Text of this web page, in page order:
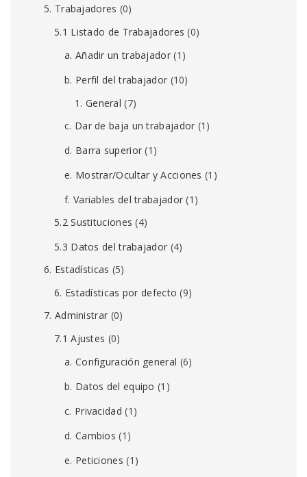
5. Trabajadores (0)
5.1 Listado de Trabajadores (0)
a. Añadir un trabajador(1)
b. Perfil del trabajador (10)
1. General (7)
c. Dar de baja un trabajador (1)
d. Barra superior (1)
e. Mostrar/Ocultar y Acciones (1)
f. Variables del trabajador (1)
5.2 Sustituciones (4)
5.3 Datos del trabajador (4)
6. Estadísticas (5)
6. Estadísticas por defecto (9)
7. Administrar (0)
7.1 Ajustes (0)
a. Configuración general (6)
b. Datos del equipo (1)
c. Privacidad (1)
d. Cambios (1)
e. Peticiones (1)